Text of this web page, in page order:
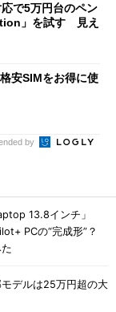
で5万円台のペン
」を試す 見え
安SIMをお得に使
by
13.8インチ」
PCの“完成形”？
デルは25万円超の大